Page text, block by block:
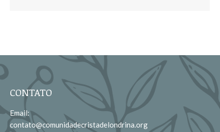
CONTATO
Email:
contato@comunidadecristadelondrina.org